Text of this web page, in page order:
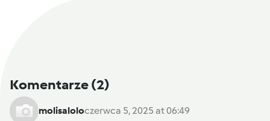
Komentarze(2)
molisaloloczerwca 5, 2025 at 06:49